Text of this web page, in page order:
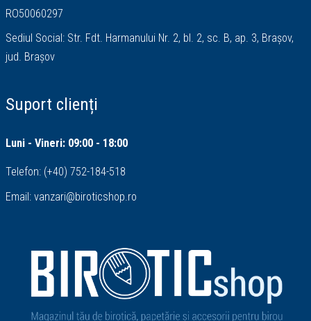
RO50060297
Sediul Social: Str. Fdt. Harmanului Nr. 2, bl. 2, sc. B, ap. 3, Brașov,
jud. Brașov
Suport clienți
Luni - Vineri: 09:00 - 18:00
Telefon: (+40) 752-184-518
Email: vanzari@biroticshop.ro